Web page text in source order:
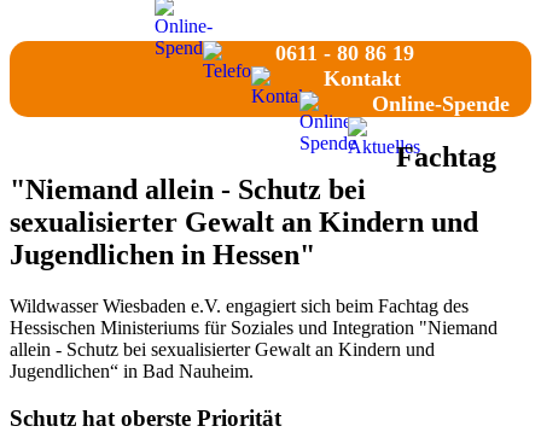
0611 - 80 86 19
Kontakt
Online-Spende
Fachtag
"Niemand allein - Schutz bei
sexualisierter Gewalt an Kindern und
Jugendlichen in Hessen"
Wildwasser Wiesbaden e.V. engagiert sich beim Fachtag des
Hessischen Ministeriums für Soziales und Integration "Niemand
allein - Schutz bei sexualisierter Gewalt an Kindern und
Jugendlichen“ in Bad Nauheim.
Schutz hat oberste Priorität